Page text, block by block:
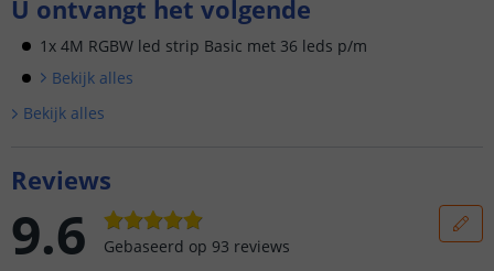
U ontvangt het volgende
1x 4M RGBW led strip Basic met 36 leds p/m
Bekijk alles
Bekijk alles
Reviews
9.6 Gebaseerd op 93 reviews